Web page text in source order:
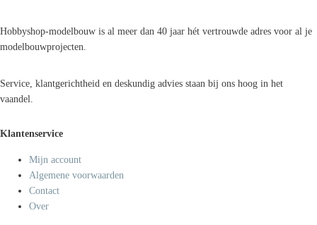
Hobbyshop-modelbouw is al meer dan 40 jaar hét vertrouwde adres voor al je
modelbouwprojecten.
Service, klantgerichtheid en deskundig advies staan bij ons hoog in het
vaandel.
Klantenservice
Mijn account
Algemene voorwaarden
Contact
Over